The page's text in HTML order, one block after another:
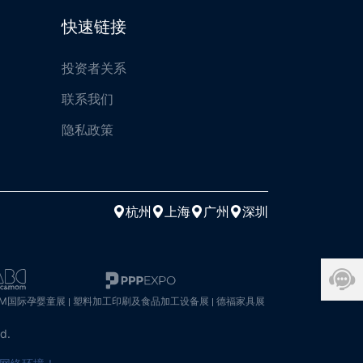
快速链接
投资者关系
联系我们
隐私政策
杭州 上海 广州 深圳
国际孕婴童展 塑料加工印刷及食品加工设备展 德福家具展